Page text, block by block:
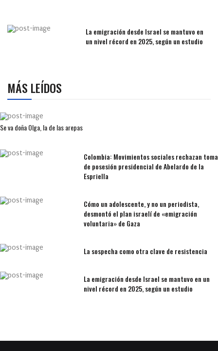
La emigración desde Israel se mantuvo en
un nivel récord en 2025, según un estudio
MÁS LEÍDOS
Se va doña Olga, la de las arepas
Colombia: Movimientos sociales rechazan toma
de posesión presidencial de Abelardo de la
Espriella
Cómo un adolescente, y no un periodista,
desmontó el plan israelí de «emigración
voluntaria» de Gaza
La sospecha como otra clave de resistencia
La emigración desde Israel se mantuvo en un
nivel récord en 2025, según un estudio